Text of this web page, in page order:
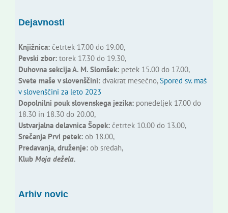
Dejavnosti
Knjižnica:četrtek 17.00 do 19.00,
Pevski zbor:torek 17.30 do 19.30,
Duhovna sekcija A. M. Slomšek:petek 15.00 do 17.00,
Svete maše v slovenščini:dvakrat mesečno,Spored sv. maš
v slovenščini za leto 2023
Dopolnilni pouk slovenskega jezika:ponedeljek 17.00 do
18.30 in 18.30 do 20.00,
Ustvarjalna delavnica Šopek:četrtek 10.00 do 13.00,
Srečanja Prvi petek:ob 18.00,
Predavanja, druženje:ob sredah,
Klub Moja dežela.
Arhiv novic